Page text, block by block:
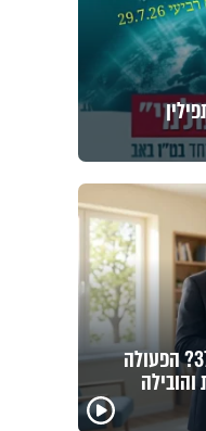
מה הסיכוי להתחתן בגיל 37? הפעולה
הקשים ביותר